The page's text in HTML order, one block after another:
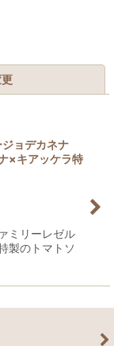
ョデカネナ
×キアッケラ特
ミリーレゼル
製のトマトソ